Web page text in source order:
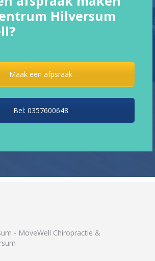
Hilversum
Maak een afpsraak
Bel: 0357600648
- MoveWell Chiropractie &